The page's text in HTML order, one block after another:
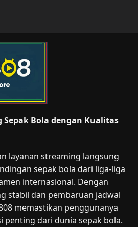
Sepak Bola dengan Kualitas
layanan streaming langsung
sepak bola dari liga-liga
internasional. Dengan
stabil dan pembaruan jadwal
memastikan penggunanya
penting dari dunia sepak bola.